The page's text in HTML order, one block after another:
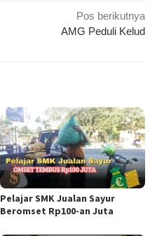
Pos berikutnya
AMG Peduli Kelud
Pelajar SMK Jualan Sayur
Beromset Rp100-an Juta